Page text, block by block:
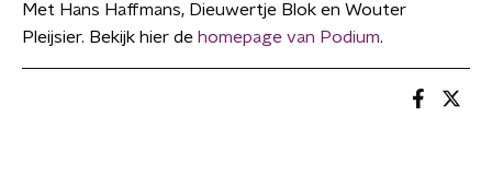
Met Hans Haffmans, Dieuwertje Blok en Wouter
Pleijsier. Bekijk hier de homepage van Podium.